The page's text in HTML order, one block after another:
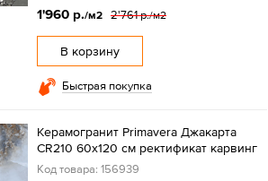
1'960 р./м2 2'761 р./м2
В корзину
Быстрая покупка
Керамогранит Primavera Джакарта
CR210 60x120 см ректификат карвинг
Код товара: 156939